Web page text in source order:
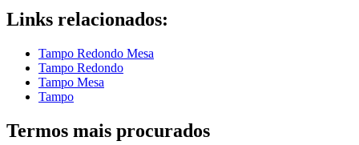
Links relacionados:
Tampo Redondo Mesa
Tampo Redondo
Tampo Mesa
Tampo
Termos mais procurados